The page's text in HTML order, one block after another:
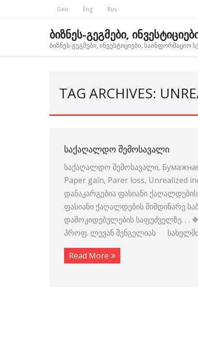
Geo Eng Rus
ბიზნეს-გეგმები,
ბიზნეს-გეგმები, ინვესტიციები, საინფორმაციო
TAG ARCHIVES:
ᲡᲐᲥᲐᲦᲐᲚᲓᲝ ᲨᲔᲛᲝᲡᲐᲕᲐᲚᲘ
საქაღალდო შემოსავალი,
Paper gain, Parer loss, Unrealized
დანაკარგებია ფასიანი
ფასიანი ქაღალდების მიმდინარე
დამოკიდებულების საფუძველზე. .
პროფ. ლევან შენგელიას
Read More